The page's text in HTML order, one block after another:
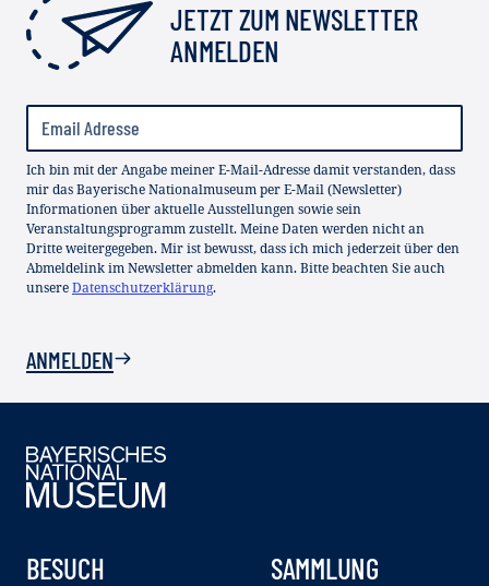
JETZT ZUM NEWSLETTER
ANMELDEN
Ich bin mit der Angabe meiner E-Mail-Adresse damit verstanden, dass
mir das Bayerische Nationalmuseum per E-Mail (Newsletter)
Informationen über aktuelle Ausstellungen sowie sein
Veranstaltungsprogramm zustellt. Meine Daten werden nicht an
Dritte weitergegeben. Mir ist bewusst, dass ich mich jederzeit über den
Abmeldelink im Newsletter abmelden kann. Bitte beachten Sie auch
unsereDatenschutzerklärung.
ANMELDEN
BESUCH SAMMLUNG